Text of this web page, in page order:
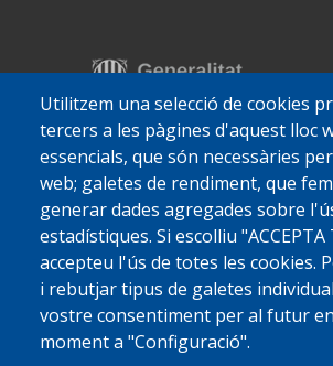
Utilitzem una selecció de cookies
tercers a les pàgines d'aquest lloc
essencials, que són necessàries
web; galetes de rendiment, que
generar dades agregades sobre
estadístiques. Si escolliu "ACCEPTA
accepteu l'ús de totes les cookies.
i rebutjar tipus de galetes
vostre consentiment per al futur
moment a "Configuració".